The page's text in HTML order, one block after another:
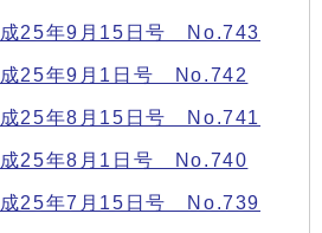
25年9月15日号 No.743
25年9月1日号 No.742
25年8月15日号 No.741
25年8月1日号 No.740
25年7月15日号 No.739